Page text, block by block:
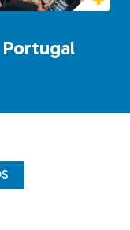
Portugal